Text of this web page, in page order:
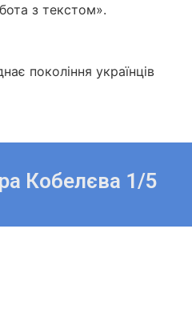
з текстом».
покоління українців
Кобелєва 1/5